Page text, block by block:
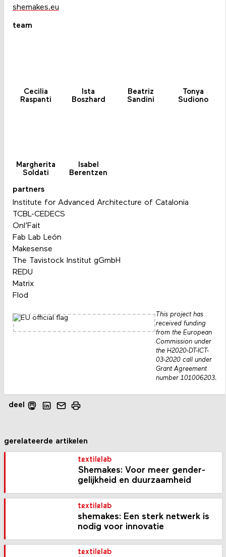
deel
shemakes.eu
team
Cecilia
Raspanti
Ista
Boszhard
Beatriz
Sandini
Tonya
Sudiono
Margherita
Soldati
Isabel
Berentzen
partners
Institute for Advanced Architecture of Catalonia
TCBL-CEDECS
Onl’Fait
Fab Lab León
Makesense
The Tavistock Institut gGmbH
REDU
Matrix
Flod
This project has
received funding
from the European
Commission under
the H2020-DT-ICT-
03-2020 call under
Grant Agreement
number 101006203.
gerelateerde artikelen
textilelab
Shemakes: Voor meer gender­
gelijk­heid en duurzaam­heid
textilelab
shemakes: Een sterk netwerk is
nodig voor innovatie
textilelab